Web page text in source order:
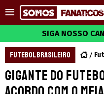
SIGA NOSSO
FUTEBOL BRASILEIRO
Gigante do